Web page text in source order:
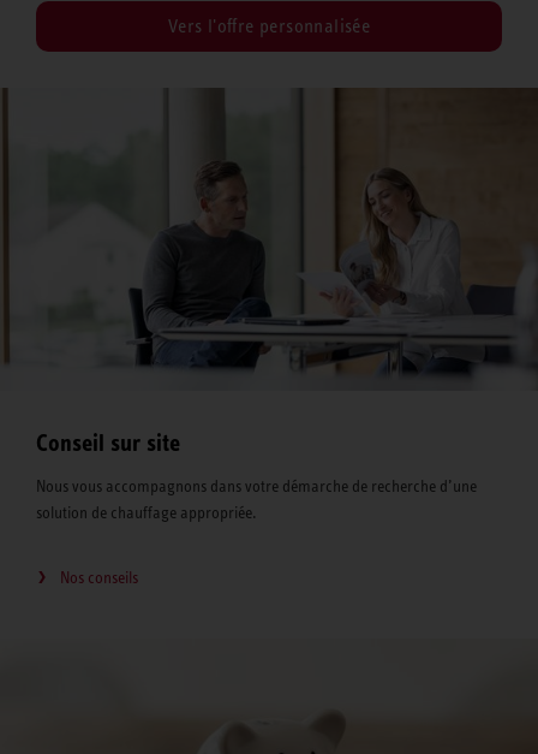
Vers l'offre personnalisée
Conseil sur site
Nous vous accompagnons dans votre démarche de recherche d’une
solution de chauffage appropriée.
Nos conseils